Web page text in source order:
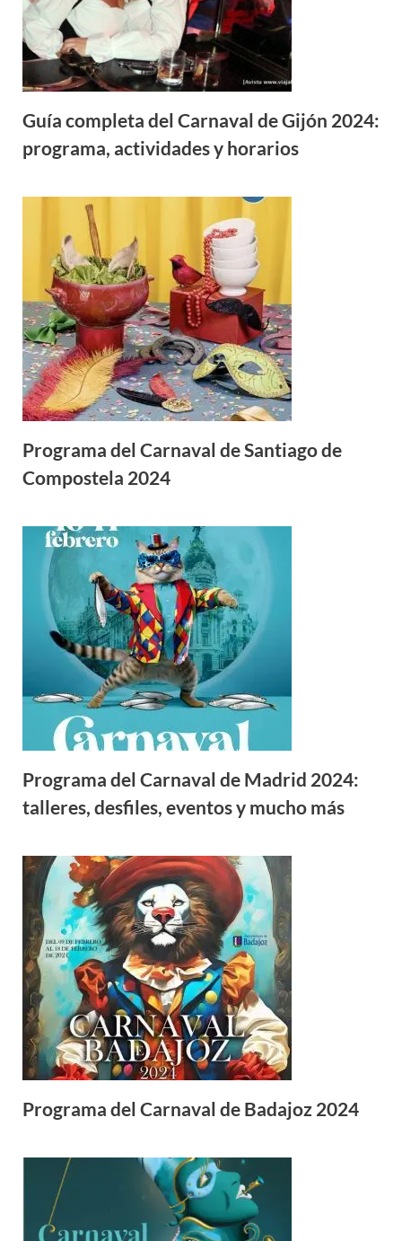
Guía completa del Carnaval de Gijón 2024:
programa, actividades y horarios
Programa del Carnaval de Santiago de
Compostela 2024
Programa del Carnaval de Madrid 2024:
talleres, desfiles, eventos y mucho más
Programa del Carnaval de Badajoz 2024